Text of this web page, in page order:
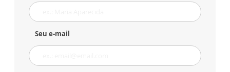
Seu e-mail